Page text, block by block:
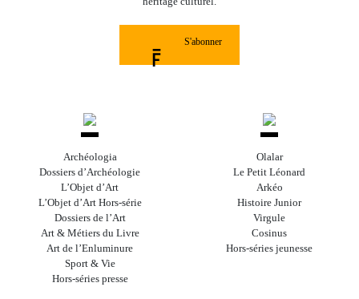
S'abonner
Archéologia
Dossiers d’Archéologie
L’Objet d’Art
L’Objet d’Art Hors-série
Dossiers de l’Art
Art & Métiers du Livre
Art de l’Enluminure
Sport & Vie
Hors-séries presse
Olalar
Le Petit Léonard
Arkéo
Histoire Junior
Virgule
Cosinus
Hors-séries jeunesse